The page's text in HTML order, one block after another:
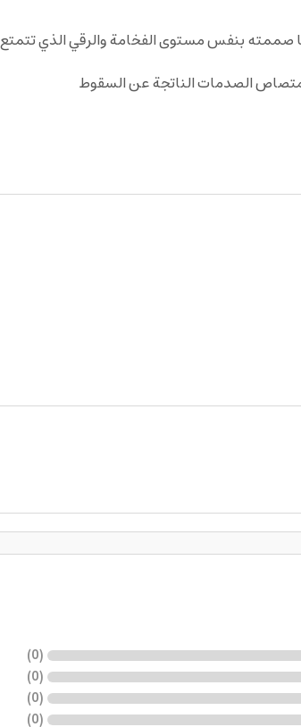
الصدمات الناتجة عن السقوط
(
0
)
(
0
)
(
0
)
(
0
)